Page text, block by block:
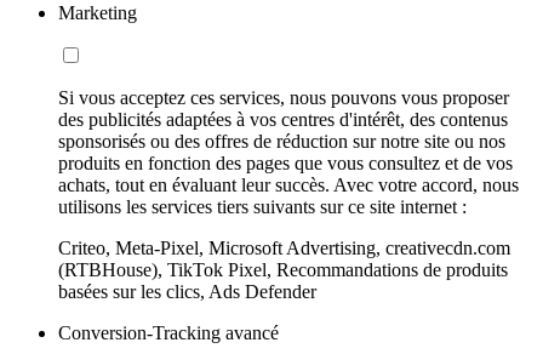
Marketing
Si vous acceptez ces services, nous pouvons vous proposer
des publicités adaptées à vos centres d'intérêt, des contenus
sponsorisés ou des offres de réduction sur notre site ou nos
produits en fonction des pages que vous consultez et de vos
achats, tout en évaluant leur succès. Avec votre accord, nous
utilisons les services tiers suivants sur ce site internet :
Criteo, Meta-Pixel, Microsoft Advertising, creativecdn.com
(RTBHouse), TikTok Pixel, Recommandations de produits
basées sur les clics, Ads Defender
Conversion-Tracking avancé